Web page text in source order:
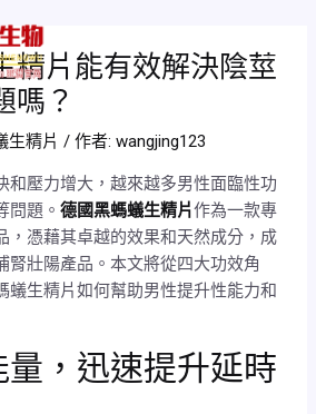
精片能有效解決陰莖
嗎？
生精片 / 作者:wangjing123
和壓力增大，越來越多男性面臨性功
問題。德國黑螞蟻生精片作為一款專
，憑藉其卓越的效果和天然成分，成
腎壯陽產品。本文將從四大功效角
蟻生精片如何幫助男性提升性能力和
，迅速提升延時